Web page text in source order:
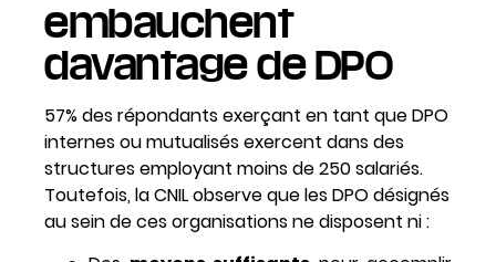
embauchent
davantage de DPO
57% des répondants exerçant en tant que DPO
internes ou mutualisés exercent dans des
structures employant moins de 250 salariés.
Toutefois, la CNIL observe que les DPO désignés
au sein de ces organisations ne disposent ni :